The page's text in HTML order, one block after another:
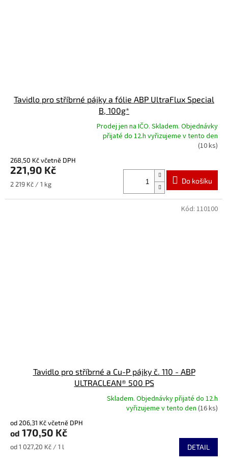
Tavidlo pro stříbrné pájky a fólie ABP UltraFlux Special
B, 100g*
produktu
je
5,0
z
Prodej jen na IČO. Skladem. Objednávky
přijaté do 12.h vyřizujeme v tento den
(10 ks)
268,50 Kč včetně DPH
221,90 Kč
Měrná
2 219 Kč / 1 kg Do košíku
Tavidlo pro stříbrné a Cu-P pájky č. 110 - ABP
ULTRACLEAN® 500 PS
produktu
je
5,0
Skladem. Objednávky přijaté do 12.h
vyřizujeme v tento den(16 ks)
od 206,31 Kč včetně DPH
od 170,50 Kč
Měrná
od 1 027,20 Kč / 1 l DETAIL
Kód: 110100